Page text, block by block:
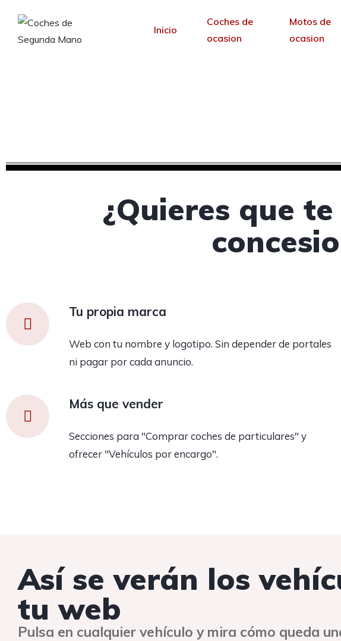
Inicio
Coches de
ocasion
Motos de
ocasion
¿Quieres que
Tu propia marca
Web con tu nombre y logotipo. Sin depender de portales
ni pagar por cada anuncio.
Más que vender
Secciones para "Comprar coches de particulares" y
ofrecer "Vehículos por encargo".
Así se verán los
tu web
Pulsa en cualquier vehículo y mira cómo queda